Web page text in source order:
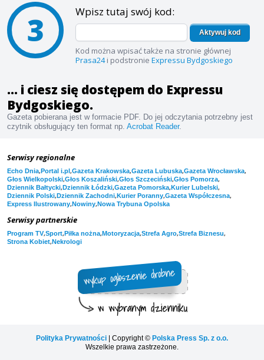
3 Wpisz tutaj swój kod:
Aktywuj kod
Kod można wpisać także na stronie głównej
Prasa24i podstronie Expressu Bydgoskiego
... i ciesz się dostępem do Expressu
Bydgoskiego.
Gazeta pobierana jest w formacie PDF. Do jej odczytania potrzebny jest
czytnik obsługujący ten format np. Acrobat Reader.
Serwisy regionalne
Echo Dnia,Portal i.pl,Gazeta Krakowska,Gazeta Lubuska,Gazeta Wrocławska,
Głos Wielkopolski,Głos Koszaliński,Głos Szczeciński,Głos Pomorza,
Dziennik Bałtycki,Dziennik Łódzki,Gazeta Pomorska,Kurier Lubelski,
Dziennik Polski,Dziennik Zachodni,Kurier Poranny,Gazeta Współczesna,
Express Ilustrowany,Nowiny,Nowa Trybuna Opolska
Serwisy partnerskie
Program TV,Sport,Piłka nożna,Motoryzacja,Strefa Agro,Strefa Biznesu,
Strona Kobiet,Nekrologi
Polityka Prywatności | Copyright © Polska Press Sp. z o.o.
Wszelkie prawa zastrzeżone.